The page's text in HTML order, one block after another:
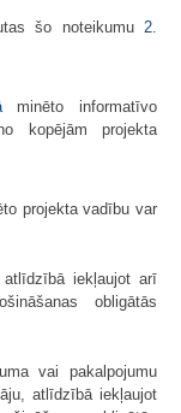
šo noteikumu 2.
minēto informatīvo
kopējām projekta
projekta vadību var
atlīdzībā iekļaujot arī
obligātās
vai pakalpojumu
atlīdzībā iekļaujot